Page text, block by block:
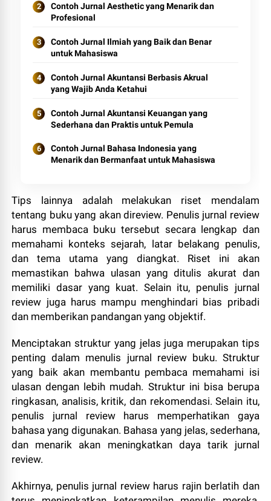
Contoh Jurnal Aesthetic yang Menarik dan
Profesional
Contoh Jurnal Ilmiah yang Baik dan Benar
untuk Mahasiswa
Contoh Jurnal Akuntansi Berbasis Akrual
yang Wajib Anda Ketahui
Contoh Jurnal Akuntansi Keuangan yang
Sederhana dan Praktis untuk Pemula
Contoh Jurnal Bahasa Indonesia yang
Menarik dan Bermanfaat untuk Mahasiswa
Tips lainnya adalah melakukan riset mendalam
tentang buku yang akan direview. Penulis jurnal review
harus membaca buku tersebut secara lengkap dan
memahami konteks sejarah, latar belakang penulis,
dan tema utama yang diangkat. Riset ini akan
memastikan bahwa ulasan yang ditulis akurat dan
memiliki dasar yang kuat. Selain itu, penulis jurnal
review juga harus mampu menghindari bias pribadi
dan memberikan pandangan yang objektif.
Menciptakan struktur yang jelas juga merupakan tips
penting dalam menulis jurnal review buku. Struktur
yang baik akan membantu pembaca memahami isi
ulasan dengan lebih mudah. Struktur ini bisa berupa
ringkasan, analisis, kritik, dan rekomendasi. Selain itu,
penulis jurnal review harus memperhatikan gaya
bahasa yang digunakan. Bahasa yang jelas, sederhana,
dan menarik akan meningkatkan daya tarik jurnal
review.
Akhirnya, penulis jurnal review harus rajin berlatih dan